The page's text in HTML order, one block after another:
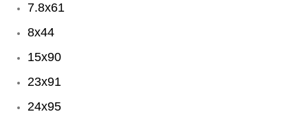
7.8x61
8x44
15x90
23x91
24x95